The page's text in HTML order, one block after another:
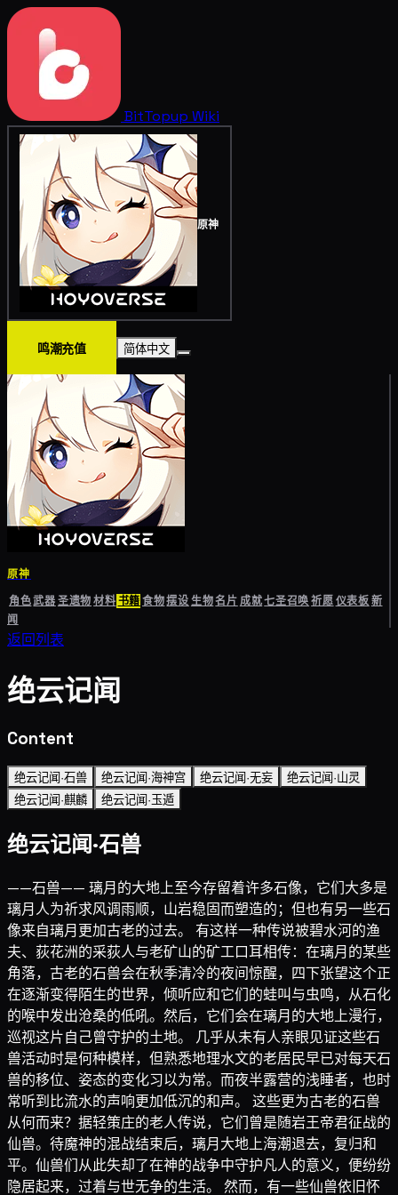
BitTopup Wiki
原神
鸣潮充值 简体中文
原神
角色武器圣遗物材料书籍食物摆设生物名片成就七圣召唤祈愿仪表板新
闻
返回列表
绝云记闻
Content
绝云记闻·石兽 绝云记闻·海神宫 绝云记闻·无妄
绝云记闻·山灵
绝云记闻·麒麟
绝云记闻·玉遁
绝云记闻·石兽
——石兽—— 璃月的大地上至今存留着许多石像，它们大多是
璃月人为祈求风调雨顺，山岩稳固而塑造的；但也有另一些石
像来自璃月更加古老的过去。 有这样一种传说被碧水河的渔
夫、荻花洲的采荻人与老矿山的矿工口耳相传：在璃月的某些
角落，古老的石兽会在秋季清冷的夜间惊醒，四下张望这个正
在逐渐变得陌生的世界，倾听应和它们的蛙叫与虫鸣，从石化
的喉中发出沧桑的低吼。然后，它们会在璃月的大地上漫行，
巡视这片自己曾守护的土地。 几乎从未有人亲眼见证这些石
兽活动时是何种模样，但熟悉地理水文的老居民早已对每天石
兽的移位、姿态的变化习以为常。而夜半露营的浅睡者，也时
常听到比流水的声响更加低沉的和声。 这些更为古老的石兽
从何而来？据轻策庄的老人传说，它们曾是随岩王帝君征战的
仙兽。待魔神的混战结束后，璃月大地上海潮退去，复归和
平。仙兽们从此失却了在神的战争中守护凡人的意义，便纷纷
隐居起来，过着与世无争的生活。 然而，有一些仙兽依旧怀